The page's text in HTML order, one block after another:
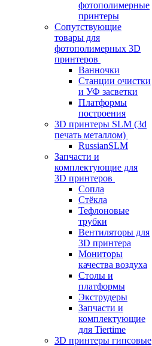
фотополимерные
принтеры
Сопутствующие
товары для
фотополимерных 3D
принтеров
Ванночки
Станции очистки
и УФ засветки
Платформы
построения
3D принтеры SLM (3d
печать металлом)
RussianSLM
Запчасти и
комплектующие для
3D принтеров
Сопла
Cтёкла
Тефлоновые
трубки
Вентиляторы для
3D принтера
Мониторы
качества воздуха
Столы и
платформы
Экструдеры
Запчасти и
комплектующие
для Tiertime
3D принтеры гипсовые